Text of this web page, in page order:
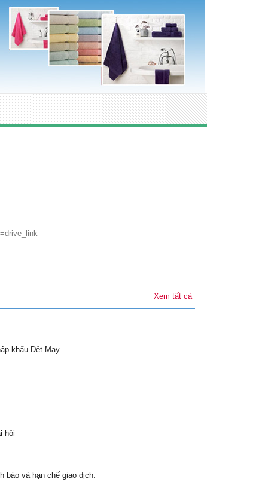
Xem tất cả
khẩu Dệt May
hội
báo và hạn chế giao dịch.